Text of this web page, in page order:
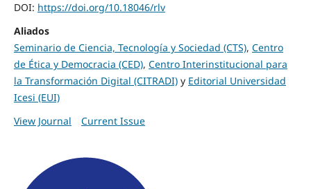
DOI: https://doi.org/10.18046/rlv
Aliados
Seminario de Ciencia, Tecnología y Sociedad (CTS), Centro
de Ética y Democracia (CED), Centro Interinstitucional para
la Transformación Digital (CITRADI)y Editorial Universidad
Icesi (EUI)
View Journal
Current Issue